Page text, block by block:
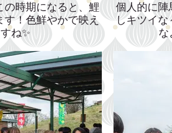
の時期になると、鯉
す！色鮮やかで映え
ね✨
個人的に陣
しキツイ
な